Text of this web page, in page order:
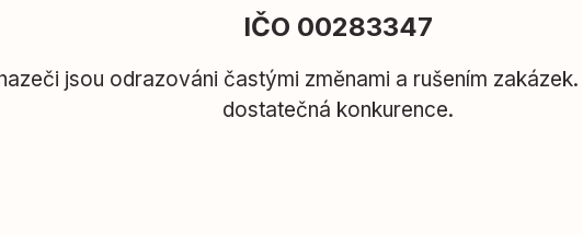
IČO 00283347
jsou odrazováni častými změnami a rušením
dostatečná konkurence.